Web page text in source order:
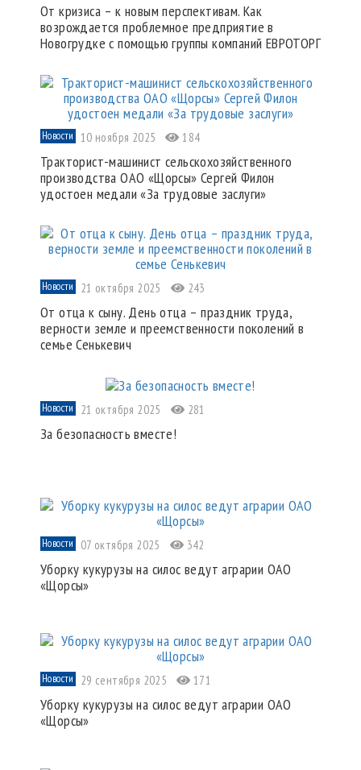
От кризиса – к новым перспективам. Как
возрождается проблемное предприятие в
Новогрудке с помощью группы компаний ЕВРОТОРГ
Новости 10 ноября 2025 184
Тракторист-машинист сельскохозяйственного
производства ОАО «Щорсы» Сергей Филон
удостоен медали «За трудовые заслуги»
Новости 21 октября 2025 243
От отца к сыну. День отца – праздник труда,
верности земле и преемственности поколений в
семье Сенькевич
Новости 21 октября 2025 281
За безопасность вместе!
Новости 07 октября 2025 342
Уборку кукурузы на силос ведут аграрии ОАО
«Щорсы»
Новости 29 сентября 2025 171
Уборку кукурузы на силос ведут аграрии ОАО
«Щорсы»